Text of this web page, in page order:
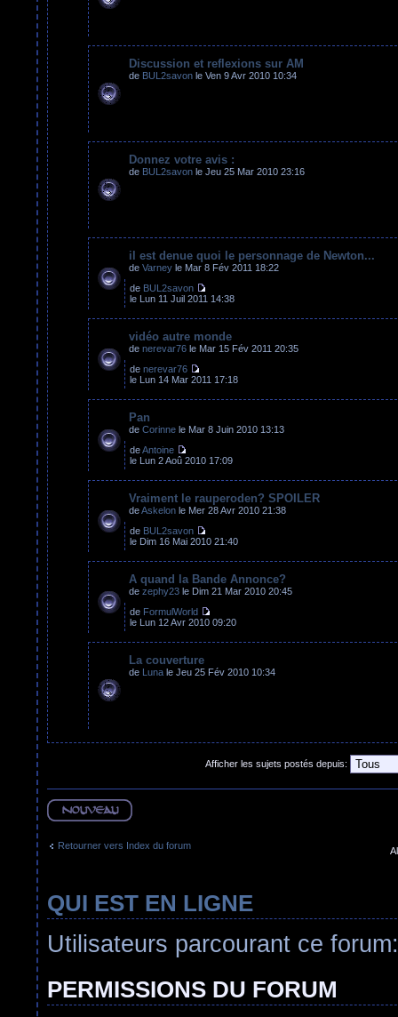
Discussion et reflexions sur AM
de BUL2savonle Ven 9 Avr 2010 10:34
Donnez votre avis :
de BUL2savonle Jeu 25 Mar 2010 23:16
il est denue quoi le personnage de Newton...
de Varneyle Mar 8 Fév 2011 18:22
de BUL2savon
le Lun 11 Juil 2011 14:38
vidéo autre monde
de nerevar76le Mar 15 Fév 2011 20:35
de nerevar76
le Lun 14 Mar 2011 17:18
Pan
de Corinnele Mar 8 Juin 2010 13:13
deAntoine
le Lun 2 Aoû 2010 17:09
Vraiment le rauperoden? SPOILER
deAskelonle Mer 28 Avr 2010 21:38
de BUL2savon
le Dim 16 Mai 2010 21:40
A quand la Bande Annonce?
de zephy23le Dim 21 Mar 2010 20:45
de FormulWorld
le Lun 12 Avr 2010 09:20
La couverture
de Lunale Jeu 25 Fév 2010 10:34
Afficher les sujets postés depuis:
Retourner vers Index du forum
QUI EST EN LIGNE
Utilisateurs parcourant ce
PERMISSIONS DU FORUM